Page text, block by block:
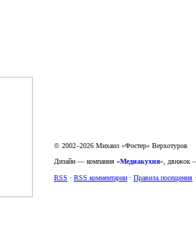
© 2002–2026 Михаил «Фостер» Верхотуров
Дизайн — компания «Медиакухня»,
RSS · RSS комментарии · Правила посещения